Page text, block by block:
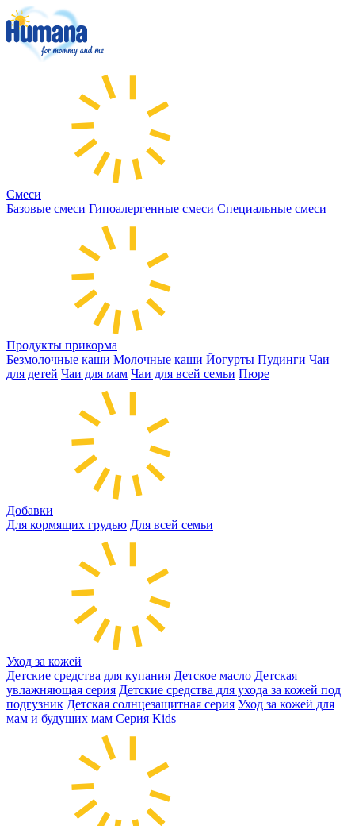
Смеси
Базовые смеси Гипоалергенные смеси Специальные смеси
Продукты прикорма
Безмолочные каши Молочные каши Йогурты Пудинги Чаи
для детей Чаи для мам Чаи для всей семьи Пюре
Добавки
Для кормящих грудью Для всей семьи
Уход за кожей
Детские средства для купания Детское масло Детская
увлажняющая серия Детские средства для ухода за кожей под
подгузник Детская солнцезащитная серия Уход за кожей для
мам и будущих мам Серия Kids